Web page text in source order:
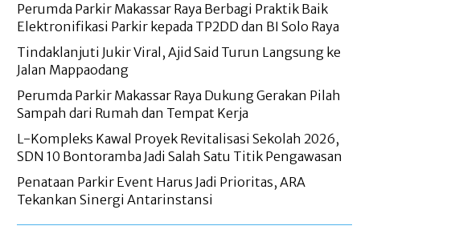
Perumda Parkir Makassar Raya Berbagi Praktik Baik
Elektronifikasi Parkir kepada TP2DD dan BI Solo Raya
Tindaklanjuti Jukir Viral, Ajid Said Turun Langsung ke
Jalan Mappaodang
Perumda Parkir Makassar Raya Dukung Gerakan Pilah
Sampah dari Rumah dan Tempat Kerja
L-Kompleks Kawal Proyek Revitalisasi Sekolah 2026,
SDN 10 Bontoramba Jadi Salah Satu Titik Pengawasan
Penataan Parkir Event Harus Jadi Prioritas, ARA
Tekankan Sinergi Antarinstansi